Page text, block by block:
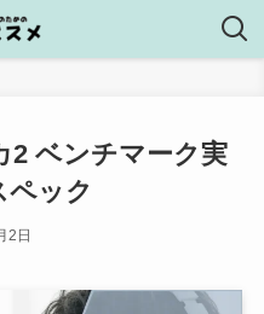
2 ベンチマーク実
ペック
2日